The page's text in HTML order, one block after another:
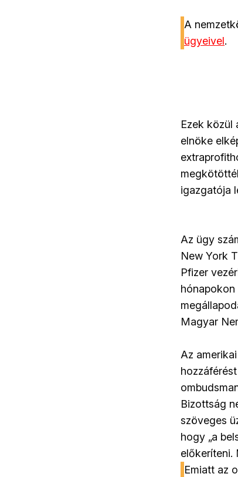
A
ügyeivel.
Ezek közül
elnöke
igazgatója
Az ügy
New York
Pfizer
Magyar
Az
Bizottság
szöveges
hogy „a
előkeríteni.
Emiatt az